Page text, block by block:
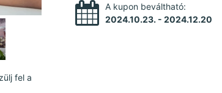
fel a
A kupon beváltható:
2024.10.23. - 2024.12.20